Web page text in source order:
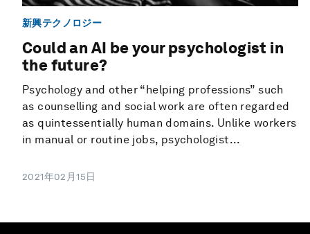
新興テクノロジー
Could an AI be your psychologist in
the future?
Psychology and other “helping professions” such
as counselling and social work are often regarded
as quintessentially human domains. Unlike workers
in manual or routine jobs, psychologist...
2021年02月15日